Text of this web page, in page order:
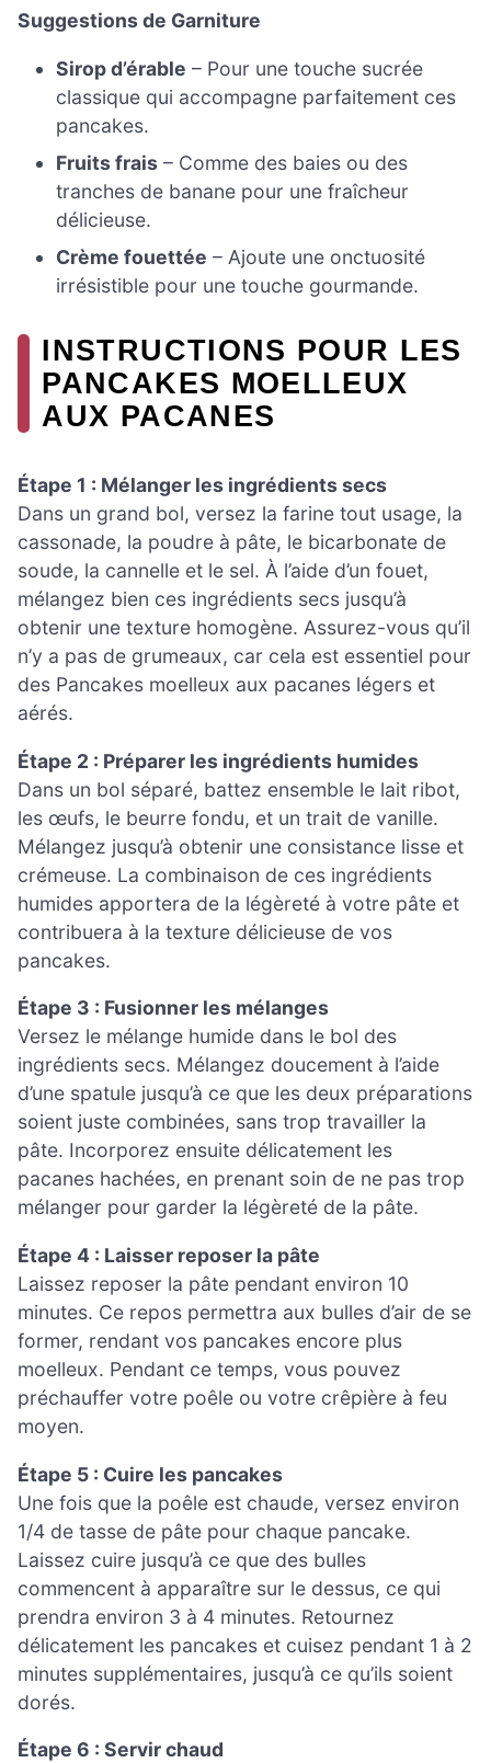
Suggestions de Garniture
Sirop d’érable – Pour une touche sucrée
classique qui accompagne parfaitement ces
pancakes.
Fruits frais – Comme des baies ou des
tranches de banane pour une fraîcheur
délicieuse.
Crème fouettée – Ajoute une onctuosité
irrésistible pour une touche gourmande.
INSTRUCTIONS POUR LES
PANCAKES MOELLEUX
AUX PACANES
Étape 1 : Mélanger les ingrédients secs
Dans un grand bol, versez la farine tout usage, la
cassonade, la poudre à pâte, le bicarbonate de
soude, la cannelle et le sel. À l’aide d’un fouet,
mélangez bien ces ingrédients secs jusqu’à
obtenir une texture homogène. Assurez-vous qu’il
n’y a pas de grumeaux, car cela est essentiel pour
des Pancakes moelleux aux pacanes légers et
aérés.
Étape 2 : Préparer les ingrédients humides
Dans un bol séparé, battez ensemble le lait ribot,
les œufs, le beurre fondu, et un trait de vanille.
Mélangez jusqu’à obtenir une consistance lisse et
crémeuse. La combinaison de ces ingrédients
humides apportera de la légèreté à votre pâte et
contribuera à la texture délicieuse de vos
pancakes.
Étape 3 : Fusionner les mélanges
Versez le mélange humide dans le bol des
ingrédients secs. Mélangez doucement à l’aide
d’une spatule jusqu’à ce que les deux préparations
soient juste combinées, sans trop travailler la
pâte. Incorporez ensuite délicatement les
pacanes hachées, en prenant soin de ne pas trop
mélanger pour garder la légèreté de la pâte.
Étape 4 : Laisser reposer la pâte
Laissez reposer la pâte pendant environ 10
minutes. Ce repos permettra aux bulles d’air de se
former, rendant vos pancakes encore plus
moelleux. Pendant ce temps, vous pouvez
préchauffer votre poêle ou votre crêpière à feu
moyen.
Étape 5 : Cuire les pancakes
Une fois que la poêle est chaude, versez environ
1/4 de tasse de pâte pour chaque pancake.
Laissez cuire jusqu’à ce que des bulles
commencent à apparaître sur le dessus, ce qui
prendra environ 3 à 4 minutes. Retournez
délicatement les pancakes et cuisez pendant 1 à 2
minutes supplémentaires, jusqu’à ce qu’ils soient
dorés.
Étape 6 : Servir chaud